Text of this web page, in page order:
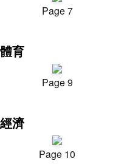
Page 7
體育
Page 9
經濟
Page 10